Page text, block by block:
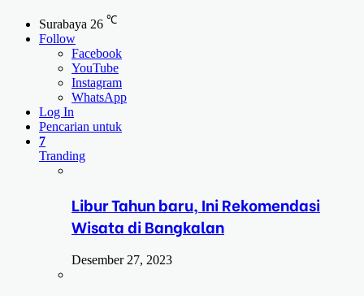
Surabaya 26 ℃
Follow
Facebook
YouTube
Instagram
WhatsApp
Log In
Pencarian untuk
7
Tranding
Libur Tahun baru, Ini Rekomendasi
Wisata di Bangkalan
Desember 27, 2023